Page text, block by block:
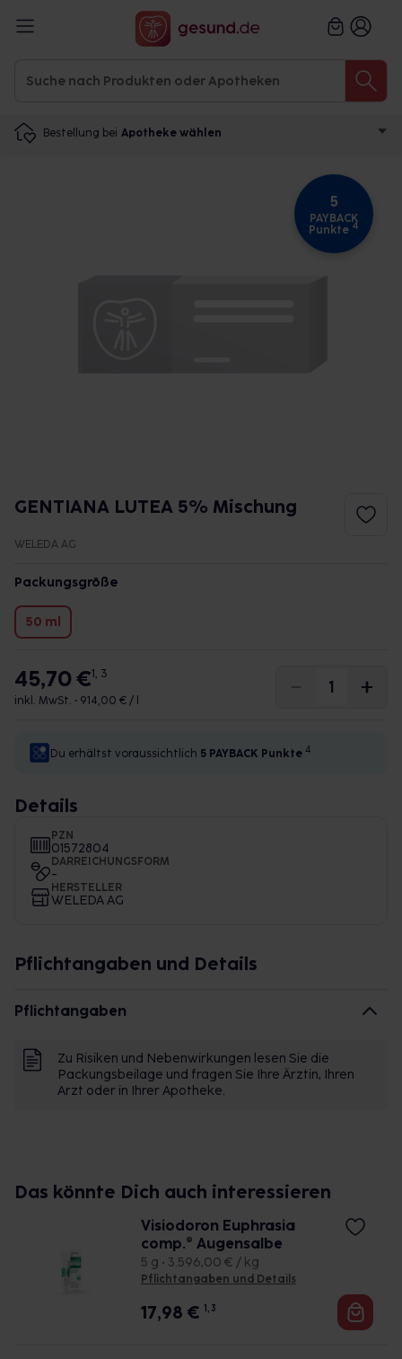
Bestellung bei Apotheke wählen
5
PAYBACK
Punkte 4
GENTIANA LUTEA 5% Mischung
WELEDA AG
Packungsgröße
50 ml
45,70 €1, 3
inkl. MwSt. • 914,00 € / l
Du erhältst voraussichtlich 5 PAYBACK Punkte 4
Details
PZN
01572804
DARREICHUNGSFORM
-
HERSTELLER
WELEDA AG
Pflichtangaben und Details
Pflichtangaben
Zu Risiken und Nebenwirkungen lesen Sie die
Packungsbeilage und fragen Sie Ihre Ärztin, Ihren
Arzt oder in Ihrer Apotheke.
Das könnte Dich auch interessieren
Visiodoron Euphrasia
comp.® Augensalbe
5 g • 3.596,00 € / kg
Pflichtangaben und Details
17,98 € 1, 3